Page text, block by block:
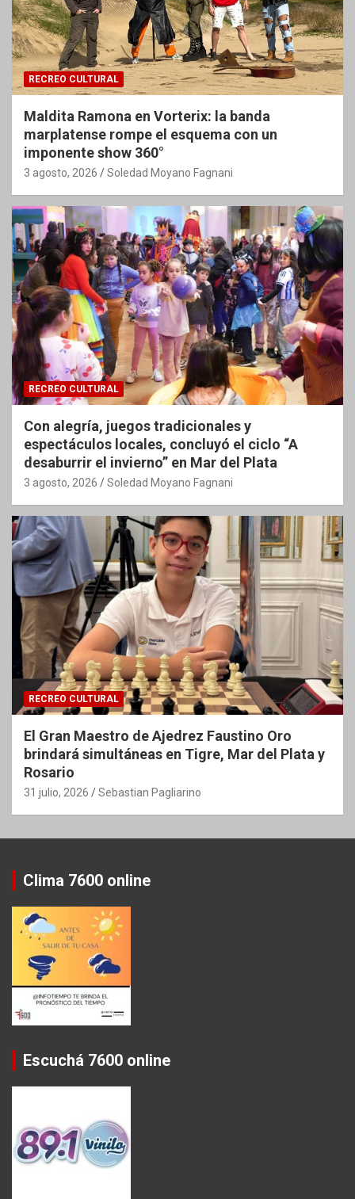
RECREO CULTURAL
Maldita Ramona en Vorterix: la banda
marplatense rompe el esquema con un
imponente show 360°
3 agosto, 2026 Soledad Moyano Fagnani
RECREO CULTURAL
Con alegría, juegos tradicionales y
espectáculos locales, concluyó el ciclo “A
desaburrir el invierno” en Mar del Plata
3 agosto, 2026 Soledad Moyano Fagnani
RECREO CULTURAL
El Gran Maestro de Ajedrez Faustino Oro
brindará simultáneas en Tigre, Mar del Plata y
Rosario
31 julio, 2026 Sebastian Pagliarino
Clima 7600 online
Escuchá 7600 online